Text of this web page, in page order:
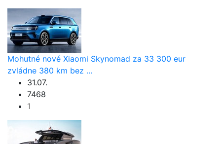
Mohutné nové Xiaomi Skynomad za 33 300 eur
zvládne 380 km bez ...
31.07.
7468
1